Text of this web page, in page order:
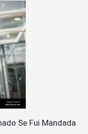
Se Fui Mandada